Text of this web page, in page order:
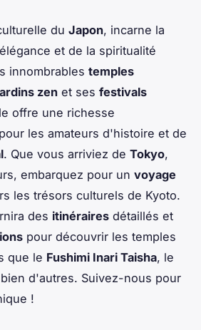
du Japon, incarne la
et de la spiritualité
innombrables temples
zen et ses festivals
offre une richesse
les amateurs d'histoire et de
. Que vous arriviez de Tokyo,
embarquez pour un voyage
les trésors culturels de Kyoto.
des itinéraires détaillés et
pour découvrir les temples
que le Fushimi Inari Taisha, le
d'autres. Suivez-nous pour
!